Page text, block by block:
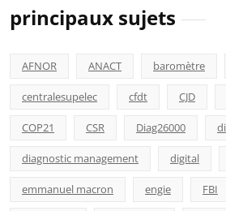
principaux sujets
AFNOR ANACT baromètre
centralesupelec cfdt CJD
COP21 CSR Diag26000
diagnostic management digital
emmanuel macron engie FBI